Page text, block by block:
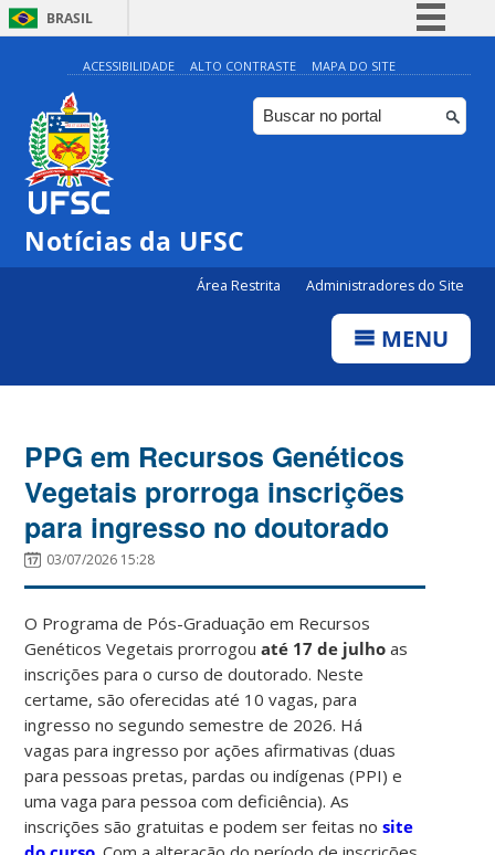
BRASIL
Simplifique!
Comunica BR
Participe
ACESSIBILIDADE ALTO CONTRASTE MAPA DO SITE
Notícias da UFSC
Área Restrita Administradores do Site
MENU
PPG em Recursos Genéticos
Vegetais prorroga inscrições
para ingresso no doutorado
03/07/2026 15:28
O Programa de Pós-Graduação em Recursos
Genéticos Vegetais prorrogouaté 17 de julho as
inscrições para o curso de doutorado. Neste
certame, são oferecidas até 10 vagas, para
ingresso no segundo semestre de 2026. Há
vagas para ingresso por ações afirmativas (duas
para pessoas pretas, pardas ou indígenas (PPI) e
uma vaga para pessoa com deficiência). As
inscrições são gratuitas e podem ser feitas nosite